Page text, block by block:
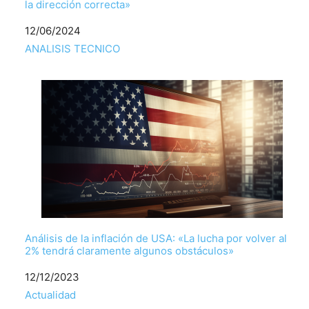
la dirección correcta»
Fecha
12/06/2024
Respecto a
ANALISIS TECNICO
Análisis de la inflación de USA: «La lucha por volver al
2% tendrá claramente algunos obstáculos»
Fecha
12/12/2023
Respecto a
Actualidad